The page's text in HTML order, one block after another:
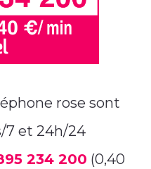
rose sont
7 et 24h/24
234 200 (0,40